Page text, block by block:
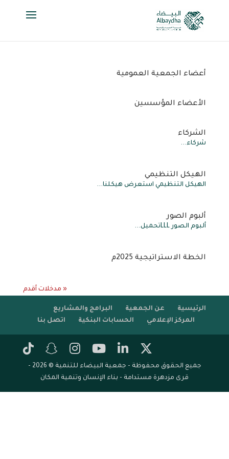
أعضاء الجمعية العمومية
الأعضاء المؤسسين
الشركاء
شركاء...
الهيكل التنظيمي
الهيكل التنظيمي استعرض هيكلنا...
ألبوم الصور
ألبوم الصور LLLتحميل...
الخطة الاستراتيجية 2025م
« مدخلات أقدم
الرئيسية عن الجمعية
البرامج والمشاريع
المركز الإعلامي
الحسابات البنكية اتصل بنا
جميع الحقوق محفوظة - جمعية البيضاء للتنمية © 2026 -
قرى مزدهرة مستدامة - بناء الإنسان وتنمية المكان